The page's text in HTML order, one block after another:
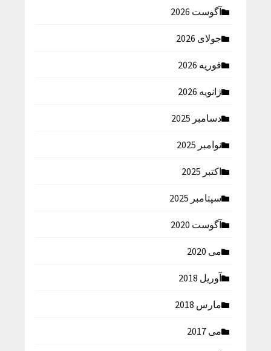
آگوست 2026
جولای 2026
فوریه 2026
ژانویه 2026
دسامبر 2025
نوامبر 2025
اکتبر 2025
سپتامبر 2025
آگوست 2020
می 2020
آوریل 2018
مارس 2018
می 2017